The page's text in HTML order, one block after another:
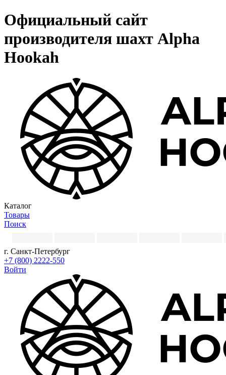
Официальный сайт
производителя шахт Alpha
Hookah
Каталог
Товары
Поиск
г. Санкт-Петербург
+7 (800) 2222-550
Войти